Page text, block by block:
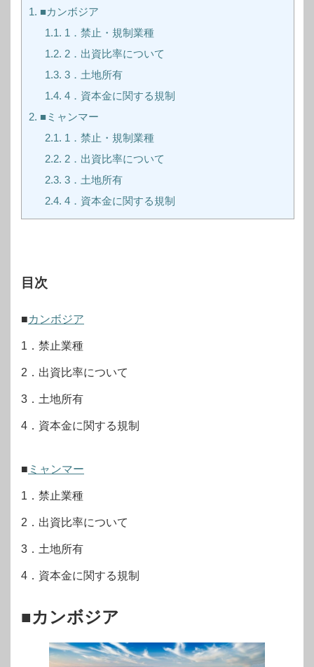
1. ■カンボジア
1.1. 1．禁止・規制業種
1.2. 2．出資比率について
1.3. 3．土地所有
1.4. 4．資本金に関する規制
2. ■ミャンマー
2.1. 1．禁止・規制業種
2.2. 2．出資比率について
2.3. 3．土地所有
2.4. 4．資本金に関する規制
目次
■カンボジア
1．禁止業種
2．出資比率について
3．土地所有
4．資本金に関する規制
■ ミャンマー
1．禁止業種
2．出資比率について
3．土地所有
4．資本金に関する規制
■カンボジア